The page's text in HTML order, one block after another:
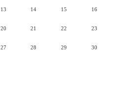
13 14 15 16
20 21 22 23
27 28 29 30